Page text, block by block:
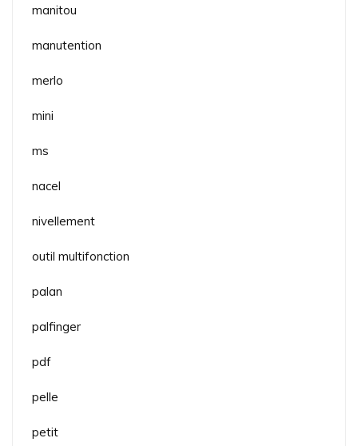
manitou
manutention
merlo
mini
ms
nacel
nivellement
outil multifonction
palan
palfinger
pdf
pelle
petit